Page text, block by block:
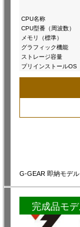
CPU名称
CPU型番（周波数）
メモリ（標準）
グラフィック機能
ストレージ容量
プリインストールOS
G-GEAR 即納モデ
完成品モ